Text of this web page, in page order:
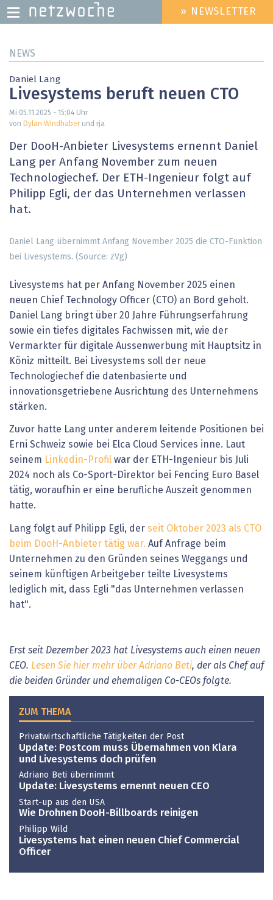
zum
HEADER
MENU
» NEWSLETTER
NEWS
Daniel Lang
Livesystems beruft neuen CTO
Mi 05.11.2025 - 15:04 Uhr
von Dylan Windhaberund rja
Der DooH-Anbieter Livesystems ernennt Daniel
Lang per Anfang November zum neuen
Technologiechef. Der ETH-Ingenieur folgt auf
Philipp Egli, der das Unternehmen verlassen
hat.
Daniel Lang übernimmt Anfang November 2025 die CTO-Funktion
bei Livesystems. (Source: zVg)
Livesystems hat per Anfang November 2025 einen
neuen Chief Technology Officer (CTO) an Bord geholt.
Daniel Lang bringt über 20 Jahre Führungserfahrung
sowie ein tiefes digitales Fachwissen mit, wie der
Vermarkter für digitale Aussenwerbung mit Hauptsitz in
Köniz mitteilt. Bei Livesystems soll der neue
Technologiechef die datenbasierte und
innovationsgetriebene Ausrichtung des Unternehmens
stärken.
Zuvor hatte Lang unter anderem leitende Positionen bei
Erni Schweiz sowie bei Elca Cloud Services inne. Laut
seinem Linkedin-Profil war der ETH-Ingenieur bis Juli
2024 noch als Co-Sport-Direktor bei Fencing Euro Basel
tätig, woraufhin er eine berufliche Auszeit genommen
hatte.
Lang folgt auf Philipp Egli, der seit Oktober 2023 als CTO
beim DooH-Anbieter tätig war. Auf Anfrage beim
Unternehmen zu den Gründen seines Weggangs und
seinem künftigen Arbeitgeber teilte Livesystems
lediglich mit, dass Egli "das Unternehmen verlassen
hat".
Erst seit Dezember 2023 hat Livesystems auch einen neuen
CEO. Lesen Sie hier mehr über Adriano Beti, der als Chef auf
die beiden Gründer und ehemaligen Co-CEOs folgte.
ZUM THEMA
Privatwirtschaftliche Tätigkeiten der Post
Update: Postcom muss Übernahmen von Klara
und Livesystems doch prüfen
Adriano Beti übernimmt
Update: Livesystems ernennt neuen CEO
Start-up aus den USA
Wie Drohnen DooH-Billboards reinigen
Philipp Wild
Livesystems hat einen neuen Chief Commercial
Officer